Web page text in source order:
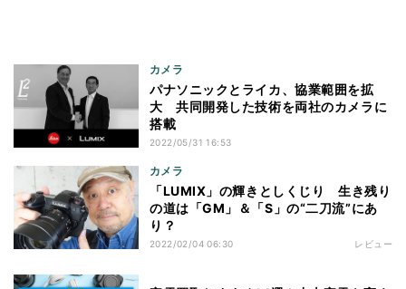
カメラ
パナソニックとライカ、協業範囲を拡
大 共同開発した技術を両社のカメラに
搭載
2022/05/31 16:53
カメラ
「LUMIX」の輝きとしくじり 生き残り
の道は「GM」＆「S」の“二刀流”にあ
り？
2022/02/04 06:30 レビュー